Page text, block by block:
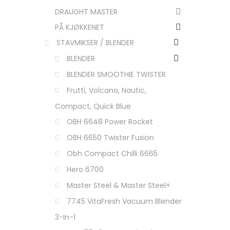
DRAUGHT MASTER
PÅ KJØKKENET
STAVMIKSER / BLENDER
BLENDER
BLENDER SMOOTHIE TWISTER
Frutti, Volcano, Nautic,
Compact, Quick Blue
OBH 6648 Power Rocket
OBH 6650 Twister Fusion
Obh Compact Chilli 6665
Hero 6700
Master Steel & Master Steel+
7745 VitaFresh Vacuum Blender
3-In-1